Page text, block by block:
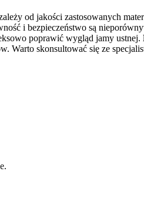
od jakości zastosowanych
i bezpieczeństwo są
poprawić wygląd jamy ustnej.
skonsultować się ze